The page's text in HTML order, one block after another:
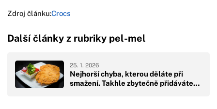
Zdroj článku:Crocs
Další články z rubriky pel-mel
Nejhorší chyba, kterou děláte při
smažení. Takhle zbytečně přidáváte…
25. 1. 2026